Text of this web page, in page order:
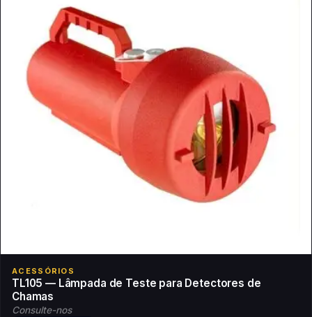
ACESSÓRIOS
TL105 — Lâmpada de Teste para Detectores de
Chamas
Consulte-nos